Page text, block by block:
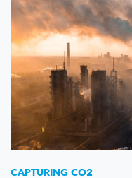
CAPTURING CO2